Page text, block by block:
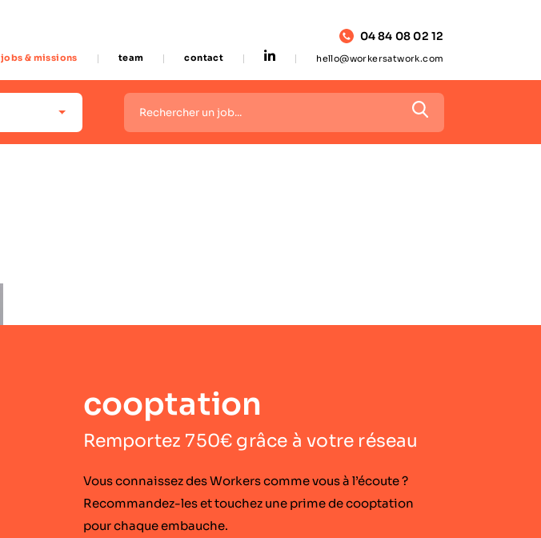
jobs & missions team contact
04 84 08 02 12
hello@workersatwork.com
cooptation
Remportez 750€ grâce à votre réseau
Vous connaissez des Workers comme vous à l’écoute ?
Recommandez-les et touchez une prime de cooptation
pour chaque embauche.